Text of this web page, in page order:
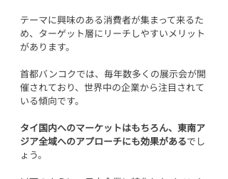
テーマに興味のある消費者が集まって来るた
め、ターゲット層にリーチしやすいメリット
があります。
首都バンコクでは、毎年数多くの展示会が開
催されており、世界中の企業から注目されて
いる傾向です。
タイ国内へのマーケットはもちろん、東南ア
ジア全域へのアプローチにも効果があるでし
ょう。